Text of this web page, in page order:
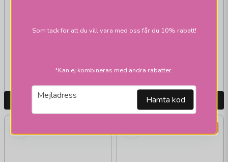
Skickas inom 1-2 vardagar
LÄGG I VARUKORGEN
Skickas inom 2-10
LÄGG I VARUKORGEN
Som tack för att du vill vara med oss får du 10% rabatt!
*Kan ej kombineras med andra rabatter.
email
Mejladress Hämta kod